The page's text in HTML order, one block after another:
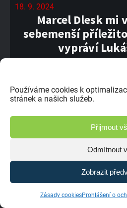
Používáme cookies k
stránek a našich služeb.
Přijmout
Odmítnout
Zobrazit
Zásady cookiesProhlášení o
18. 9. 2024
Marcel Dlesk mi
sebemenší
vypráví
18. 9. 2024
mistrů v
17. 9. 2024
Zpět do minulosti –
Do Paky se mi
přiznává
Novou Paku bych
závod o přežití,